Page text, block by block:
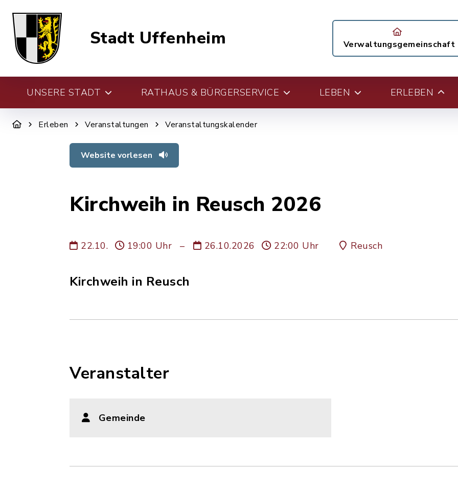
Stadt Uffenheim Verwaltungsgemeinschaft
UNSERE STADT RATHAUS & BÜRGERSERVICE LEBEN ERLEBEN
Erleben Veranstaltungen Veranstaltungskalender
Website vorlesen
Kirchweih in Reusch 2026
22.10. 19:00 Uhr – 26.10.2026 22:00 Uhr Reusch
Kirchweih in Reusch
Veranstalter
Gemeinde